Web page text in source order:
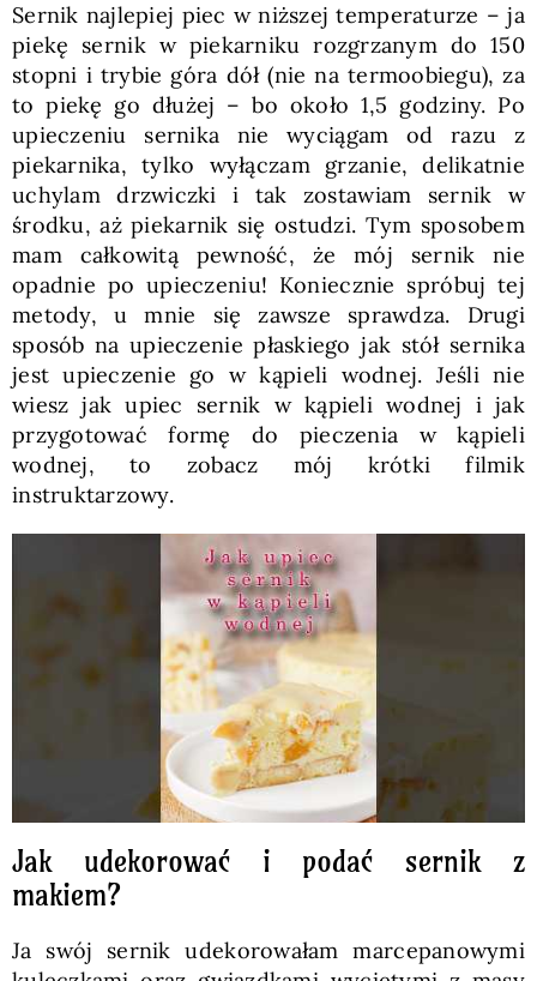
Sernik najlepiej piec w niższej temperaturze – ja
piekę sernik w piekarniku rozgrzanym do 150
stopni i trybie góra dół (nie na termoobiegu), za
to piekę go dłużej – bo około 1,5 godziny. Po
upieczeniu sernika nie wyciągam od razu z
piekarnika, tylko wyłączam grzanie, delikatnie
uchylam drzwiczki i tak zostawiam sernik w
środku, aż piekarnik się ostudzi. Tym sposobem
mam całkowitą pewność, że mój sernik nie
opadnie po upieczeniu! Koniecznie spróbuj tej
metody, u mnie się zawsze sprawdza. Drugi
sposób na upieczenie płaskiego jak stół sernika
jest upieczenie go w kąpieli wodnej. Jeśli nie
wiesz jak upiec sernik w kąpieli wodnej i jak
przygotować formę do pieczenia w kąpieli
wodnej, to zobacz mój krótki filmik
instruktarzowy.
Jak udekorować i podać sernik z
makiem?
Ja swój sernik udekorowałam marcepanowymi